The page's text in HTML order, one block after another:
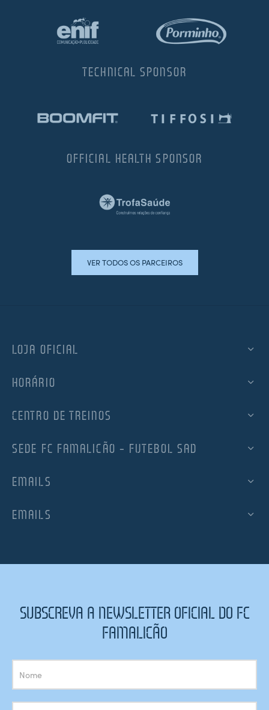
TECHNICAL SPONSOR
OFFICIAL HEALTH SPONSOR
VER TODOS OS PARCEIROS
LOJA OFICIAL
HORÁRIO
CENTRO DE TREINOS
SEDE FC FAMALICÃO – FUTEBOL SAD
EMAILS
EMAILS
SUBSCREVA A NEWSLETTER OFICIAL DO FC
FAMALICÃO
Subscrição
Newsletter